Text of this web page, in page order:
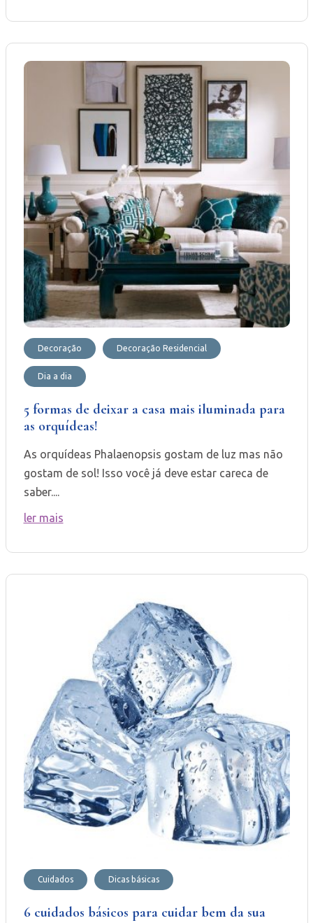
Decoração Decoração Residencial
Dia a dia
5 formas de deixar a casa mais iluminada para
as orquídeas!
As orquídeas Phalaenopsis gostam de luz mas não
gostam de sol! Isso você já deve estar careca de
saber....
ler mais
Cuidados Dicas básicas
6 cuidados básicos para cuidar bem da sua